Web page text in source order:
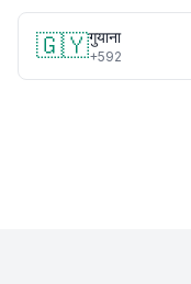
🇬🇾गुयाना
+592